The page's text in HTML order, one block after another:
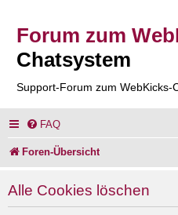
Forum zum
Chatsystem
Support-Forum zum WebKicks-
FAQ
Foren-Übersicht
Alle Cookies löschen